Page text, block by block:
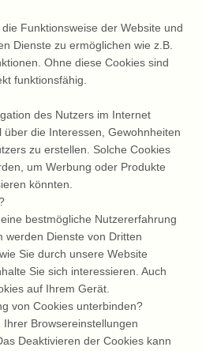
Funktionsweise der Website und
Dienste zu ermöglichen wie z.B.
Ohne diese Cookies sind
funktionsfähig.
des Nutzers im Internet
die Interessen, Gewohnheiten
zu erstellen. Solche Cookies
um Werbung oder Produkte
könnten.
bestmögliche Nutzererfahrung
werden Dienste von Dritten
Sie durch unsere Website
Sie sich interessieren. Auch
auf Ihrem Gerät.
von Cookies unterbinden?
Browsereinstellungen
Deaktivieren der Cookies kann